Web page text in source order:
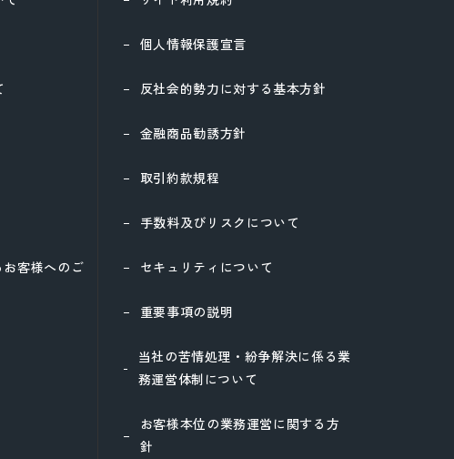
お客様へのご
個人情報保護宣言
反社会的勢力に対する基本方針
金融商品勧誘方針
取引約款規程
手数料及びリスクについて
セキュリティについて
重要事項の説明
当社の苦情処理・紛争解決に係る業
務運営体制について
お客様本位の業務運営に関する方
針